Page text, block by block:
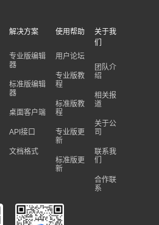
解决方案
专业版编辑
器
标准版编辑
器
桌面客户端
API接口
文档格式
使用帮助
用户论坛
专业版教
程
标准版教
程
专业版更
新
标准版更
新
关于我
们
团队介
绍
相关报
道
关于公
司
联系我
们
合作联
系